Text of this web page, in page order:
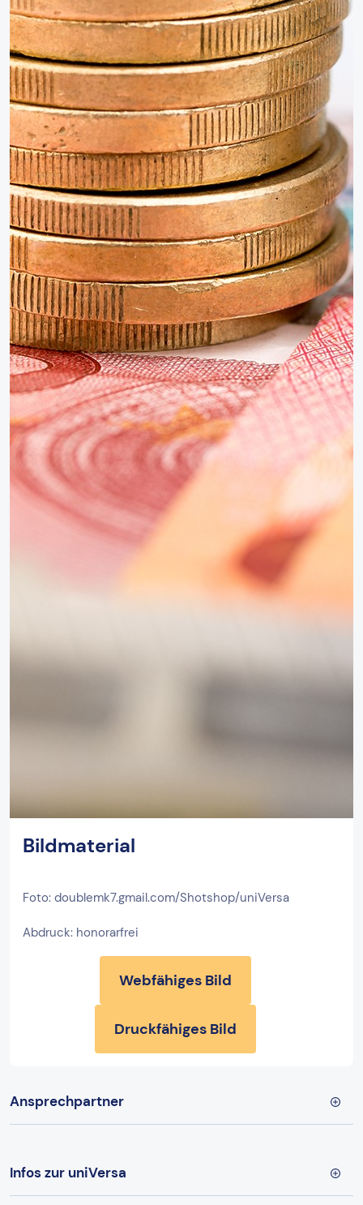
Bildmaterial
Foto: doublemk7.gmail.com/Shotshop/uniVersa
Abdruck: honorarfrei
Webfähiges Bild
Druckfähiges Bild
Ansprechpartner
Infos zur uniVersa